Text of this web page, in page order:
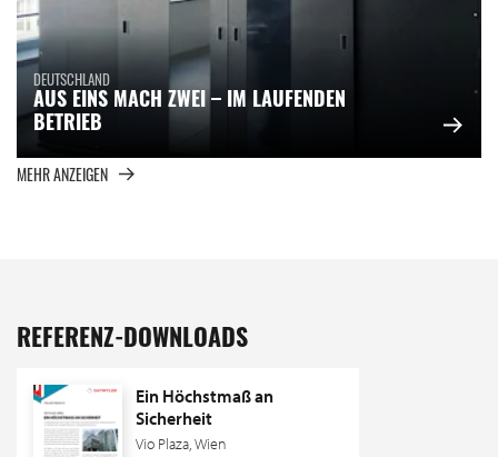
DEUTSCHLAND
AUS EINS MACH ZWEI – IM LAUFENDEN
BETRIEB
MEHR ANZEIGEN
REFERENZ-DOWNLOADS
Ein Höchstmaß an
Sicherheit
Vio Plaza, Wien